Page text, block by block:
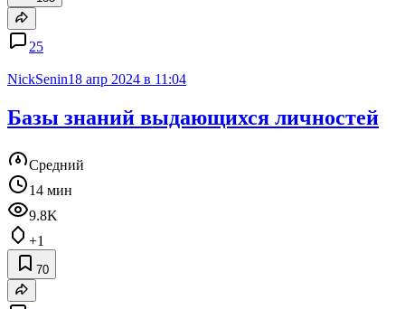
25
NickSenin18 апр 2024 в 11:04
Базы знаний выдающихся личностей
Средний
14 мин
9.8K
+1
70